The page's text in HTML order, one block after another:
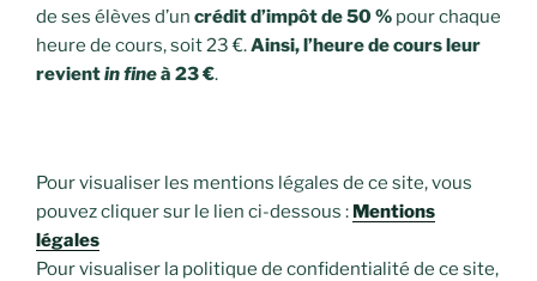
de ses élèves d’un crédit d’impôt de 50 % pour chaque
heure de cours, soit 23 €.Ainsi, l’heure de cours leur
revientin fineà 23 €.
Pour visualiser les mentions légales de ce site, vous
pouvez cliquer sur le lien ci-dessous : Mentions
légales
Pour visualiser la politique de confidentialité de ce site,